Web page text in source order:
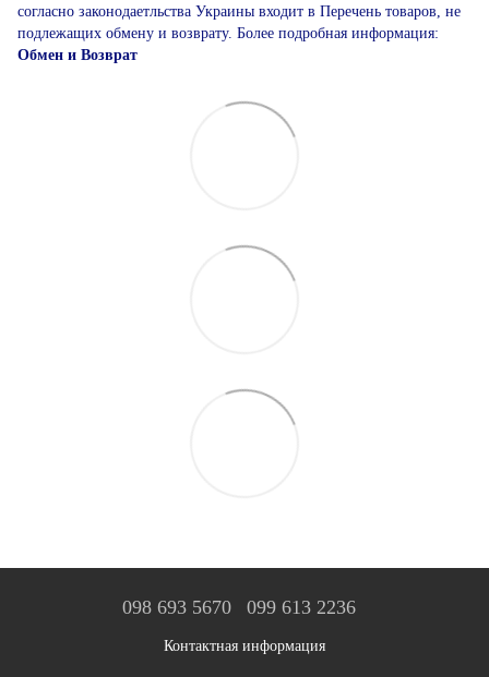
согласно законодаетльства Украины входит в Перечень товаров, не
подлежащих обмену и возврату. Более подробная информация:
Обмен и Возврат
098 693 5670 099 613 2236
Контактная информация